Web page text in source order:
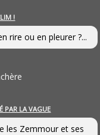
!
rire ou en pleurer ?...
PAR LA VAGUE
les Zemmour et ses